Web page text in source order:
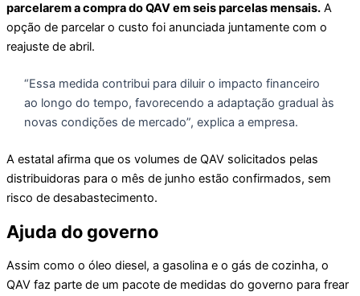
parcelarem a compra do QAV em seis parcelas mensais. A
opção de parcelar o custo foi anunciada juntamente com o
reajuste de abril.
“Essa medida contribui para diluir o impacto financeiro
ao longo do tempo, favorecendo a adaptação gradual às
novas condições de mercado”, explica a empresa.
A estatal afirma que os volumes de QAV solicitados pelas
distribuidoras para o mês de junho estão confirmados, sem
risco de desabastecimento.
Ajuda do governo
Assim como o óleo diesel, a gasolina e o gás de cozinha, o
QAV faz parte de um pacote de medidas do governo para frear